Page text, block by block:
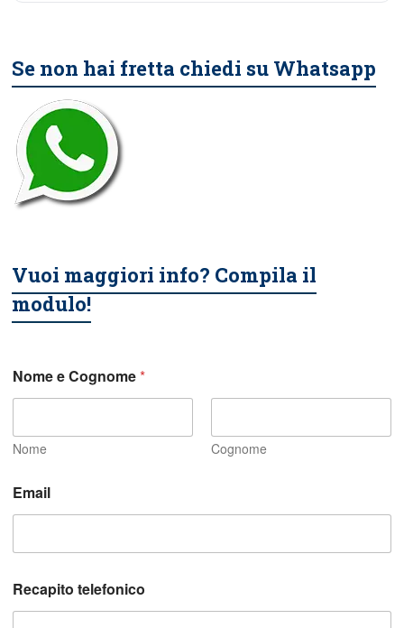
Se non hai fretta chiedi su Whatsapp
Vuoi maggiori info? Compila il
modulo!
Nome e Cognome*
Nome Cognome
o
s
i
m
o
p
Email
Recapito telefonico